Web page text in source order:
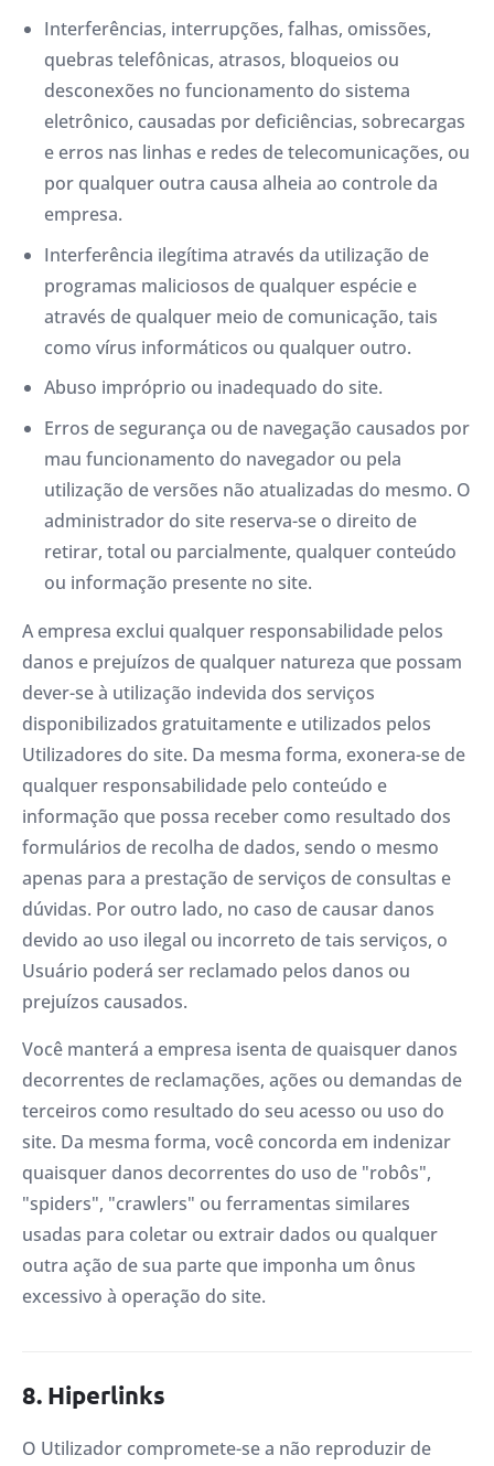
Interferências, interrupções, falhas, omissões,
quebras telefônicas, atrasos, bloqueios ou
desconexões no funcionamento do sistema
eletrônico, causadas por deficiências, sobrecargas
e erros nas linhas e redes de telecomunicações, ou
por qualquer outra causa alheia ao controle da
empresa.
Interferência ilegítima através da utilização de
programas maliciosos de qualquer espécie e
através de qualquer meio de comunicação, tais
como vírus informáticos ou qualquer outro.
Abuso impróprio ou inadequado do site.
Erros de segurança ou de navegação causados ​​por
mau funcionamento do navegador ou pela
utilização de versões não atualizadas do mesmo. O
administrador do site reserva-se o direito de
retirar, total ou parcialmente, qualquer conteúdo
ou informação presente no site.
A empresa exclui qualquer responsabilidade pelos
danos e prejuízos de qualquer natureza que possam
dever-se à utilização indevida dos serviços
disponibilizados gratuitamente e utilizados pelos
Utilizadores do site. Da mesma forma, exonera-se de
qualquer responsabilidade pelo conteúdo e
informação que possa receber como resultado dos
formulários de recolha de dados, sendo o mesmo
apenas para a prestação de serviços de consultas e
dúvidas. Por outro lado, no caso de causar danos
devido ao uso ilegal ou incorreto de tais serviços, o
Usuário poderá ser reclamado pelos danos ou
prejuízos causados.
Você manterá a empresa isenta de quaisquer danos
decorrentes de reclamações, ações ou demandas de
terceiros como resultado do seu acesso ou uso do
site. Da mesma forma, você concorda em indenizar
quaisquer danos decorrentes do uso de "robôs",
"spiders", "crawlers" ou ferramentas similares
usadas para coletar ou extrair dados ou qualquer
outra ação de sua parte que imponha um ônus
excessivo à operação do site.
8. Hiperlinks
O Utilizador compromete-se a não reproduzir de